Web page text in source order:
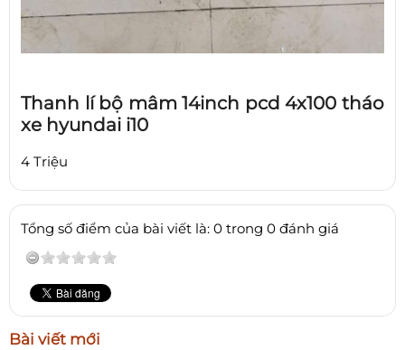
Thanh lí bộ mâm 14inch pcd 4x100 tháo
xe hyundai i10
4 Triệu
Tổng số điểm của bài viết là: 0 trong 0 đánh giá
Bài viết mới